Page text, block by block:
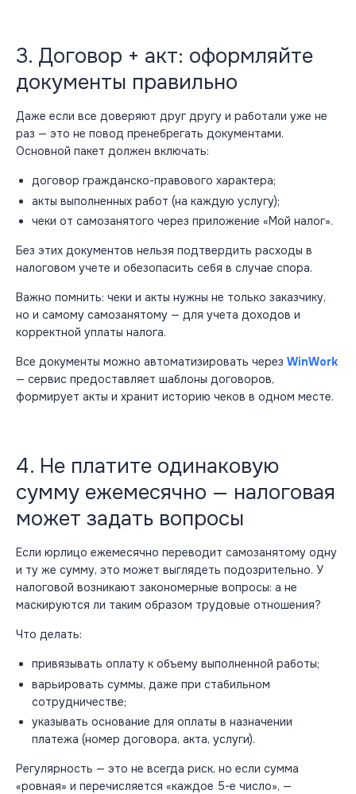
3. Договор + акт: оформляйте
документы правильно
Даже если все доверяют друг другу и работали уже не
раз — это не повод пренебрегать документами.
Основной пакет должен включать:
договор гражданско-правового характера;
акты выполненных работ (на каждую услугу);
чеки от самозанятого через приложение «Мой налог».
Без этих документов нельзя подтвердить расходы в
налоговом учете и обезопасить себя в случае спора.
Важно помнить: чеки и акты нужны не только заказчику,
но и самому самозанятому — для учета доходов и
корректной уплаты налога.
Все документы можно автоматизировать через WinWork
— сервис предоставляет шаблоны договоров,
формирует акты и хранит историю чеков в одном месте.
4. Не платите одинаковую
сумму ежемесячно — налоговая
может задать вопросы
Если юрлицо ежемесячно переводит самозанятому одну
и ту же сумму, это может выглядеть подозрительно. У
налоговой возникают закономерные вопросы: а не
маскируются ли таким образом трудовые отношения?
Что делать:
привязывать оплату к объему выполненной работы;
варьировать суммы, даже при стабильном
сотрудничестве;
указывать основание для оплаты в назначении
платежа (номер договора, акта, услуги).
Регулярность — это не всегда риск, но если сумма
«ровная» и перечисляется «каждое 5-е число», —